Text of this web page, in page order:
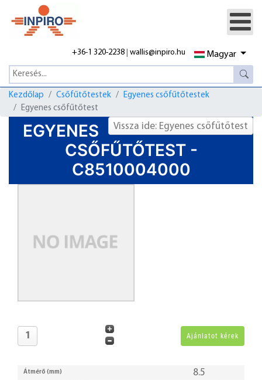
+36-1 320-2238 |wallis@inpiro.hu Magyar
Kezdőlap Csőfűtőtestek
Egyenes csőfűtőtestek
Egyenes csőfűtőtest
Vissza ide: Egyenes csőfűtőtest
EGYENES
CSŐFŰTŐTEST -
C8510004000
Átmérő (mm) 8.5